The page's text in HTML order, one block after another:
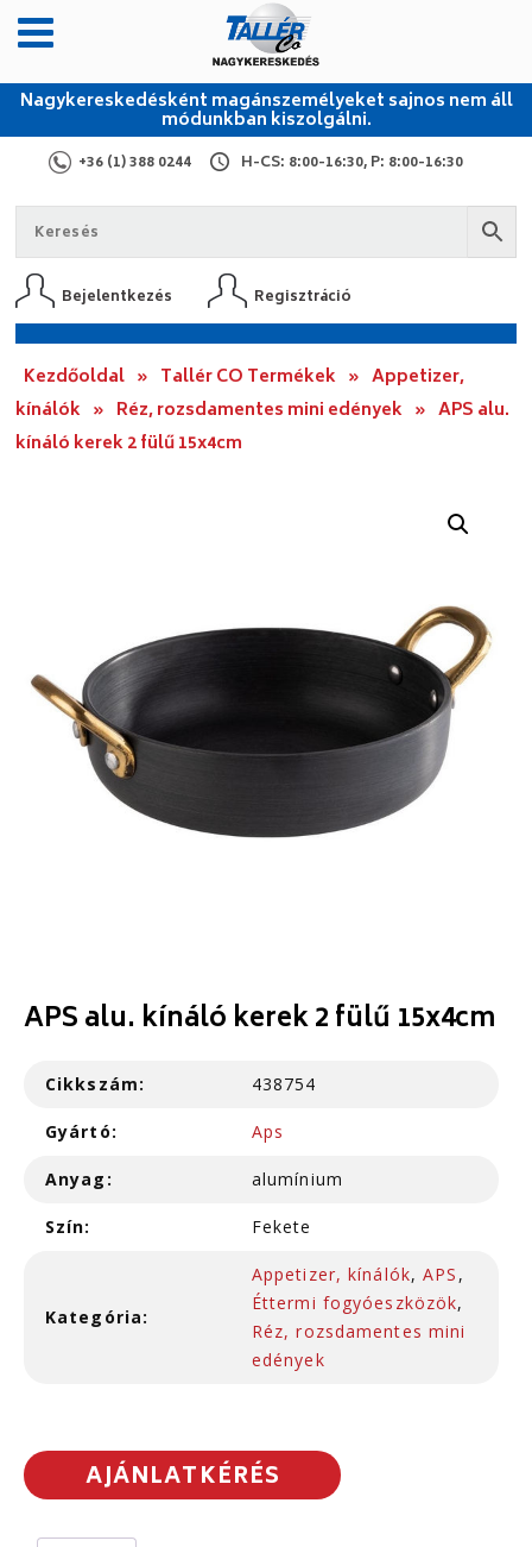
Nagykereskedésként magánszemélyeket sajnos nem áll
módunkban kiszolgálni.
+36 (1) 388 0244 H-CS: 8:00-16:30, P: 8:00-16:30
Bejelentkezés Regisztráció
Kezdőoldal » Tallér CO Termékek » Appetizer,
kínálók » Réz, rozsdamentes mini edények » APS alu.
kínáló kerek 2 fülű 15x4cm
APS alu. kínáló kerek 2 fülű 15x4cm
Cikkszám: 438754
Gyártó: Aps
Anyag: alumínium
Szín: Fekete
Kategória:
Appetizer, kínálók,APS ,
Éttermi fogyóeszközök,
Réz, rozsdamentes mini
edények
AJÁNLATKÉRÉS